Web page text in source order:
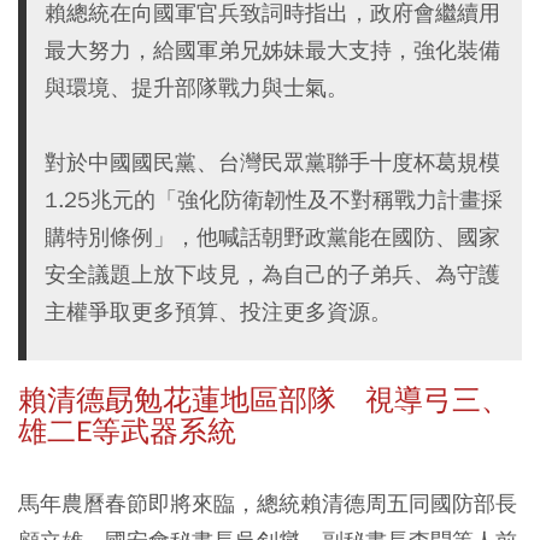
賴總統在向國軍官兵致詞時指出，政府會繼續用
最大努力，給國軍弟兄姊妹最大支持，強化裝備
與環境、提升部隊戰力與士氣。
對於中國國民黨、台灣民眾黨聯手十度杯葛規模
1.25兆元的「強化防衛韌性及不對稱戰力計畫採
購特別條例」，他喊話朝野政黨能在國防、國家
安全議題上放下歧見，為自己的子弟兵、為守護
主權爭取更多預算、投注更多資源。
賴清德勗勉花蓮地區部隊 視導弓三、
雄二E等武器系統
馬年農曆春節即將來臨，總統賴清德周五同國防部長